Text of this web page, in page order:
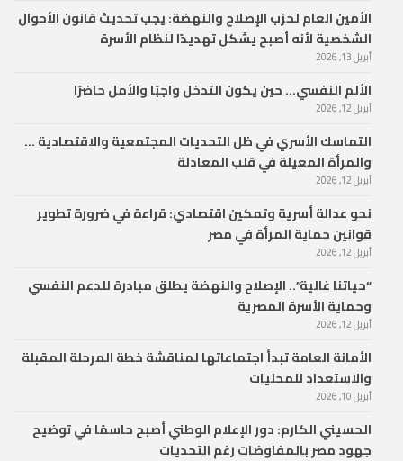
الأمين العام لحزب الإصلاح والنهضة: يجب تحديث قانون الأحوال
الشخصية لأنه أصبح يشكل تهديدًا لنظام الأسرة
أبريل 13, 2026
الألم النفسي… حين يكون التدخل واجبًا والأمل حاضرًا
أبريل 12, 2026
التماسك الأسري في ظل التحديات المجتمعية والاقتصادية …
والمرأة المعيلة في قلب المعادلة
أبريل 12, 2026
نحو عدالة أسرية وتمكين اقتصادي: قراءة في ضرورة تطوير
قوانين حماية المرأة في مصر
أبريل 12, 2026
“حياتنا غالية”.. الإصلاح والنهضة يطلق مبادرة للدعم النفسي
وحماية الأسرة المصرية
أبريل 12, 2026
الأمانة العامة تبدأ اجتماعاتها لمناقشة خطة المرحلة المقبلة
والاستعداد للمحليات
أبريل 10, 2026
الحسيني الكارم: دور الإعلام الوطني أصبح حاسمًا في توضيح
جهود مصر بالمفاوضات رغم التحديات